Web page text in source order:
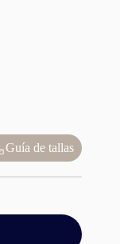
Guía de tallas